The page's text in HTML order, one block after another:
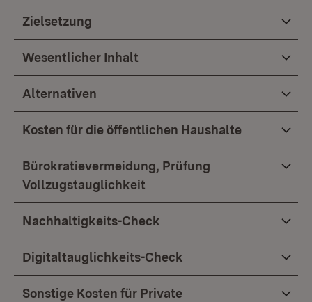
Zielsetzung
Wesentlicher Inhalt
Alternativen
Kosten für die öffentlichen Haushalte
Bürokratievermeidung, Prüfung
Vollzugstauglichkeit
Nachhaltigkeits-Check
Digitaltauglichkeits-Check
Sonstige Kosten für Private